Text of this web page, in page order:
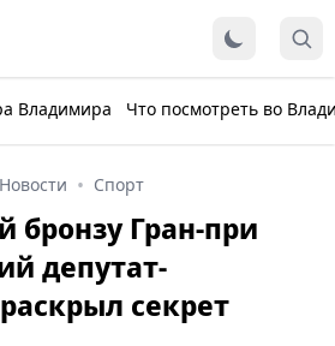
Владимира Что посмотреть во
Новости Спорт
бронзу Гран-при
депутат-
секрет